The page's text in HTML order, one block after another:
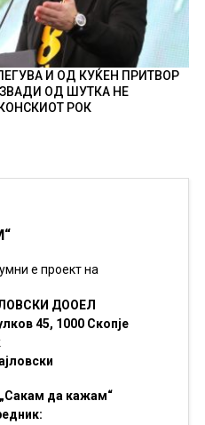
И ОД КУЌЕН ПРИТВОР
ОД ШУТКА НЕ
РОК
е проект на
ДООЕЛ
45, 1000 Скопје
да кажам“